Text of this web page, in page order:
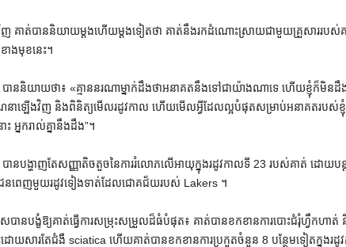
ញ គាត់បាននិយាយម្តងហើយម្តងទៀតថា គាត់នឹងរកដំណោះស្រាយជាមួយគ្រួសាររបស់គ
ខាងមុខនេះ។
ាន​និយាយ​ថា​៖ «​គ្មាន​នរណា​ម្នាក់​ដឹង​ថា​អនាគត​នឹង​ទៅជា​យ៉ាង​ណា​ទេ ហើយ​ខ្ញុំ​ក៏​មិន​
នាឡើងវិញ និងពិនិត្យមើលរដូវកាល ហើយមើលអ្វីដែលល្អបំផុតសម្រាប់អនាគតរបស់
អ្នករាល់គ្នានឹងដឹង”។
ានបង្ហាញតែសញ្ញាតិចតួចនៃការរំលោភលើអាយុក្នុងរដូវកាលទី 23 របស់គាត់ ដោយ
ជនពេញមួយរដូវទៀងទាត់ដែលជោគជ័យរបស់ Lakers ។
សបានបង្ខំឱ្យគាត់ធ្វើការសម្រុះសម្រួលដ៏ធំបំផុត៖ គាត់បានខកខានការបោះជំរុំហ្វឹកហាត់
ដោយសារតែជំងឺ sciatica ហើយគាត់បានខកខានការប្រកួតចំនួន 8 បន្ថែមទៀតក្នុងរ